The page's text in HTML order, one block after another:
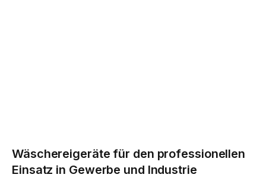
Wäschereigeräte für den professionellen
Einsatz in Gewerbe und Industrie